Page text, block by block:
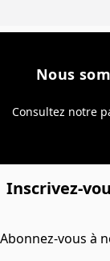
Nous
Consultez notre
Inscrivez-
Abonnez-vous à